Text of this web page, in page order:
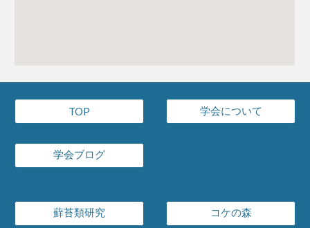
TOP
学会ブログ
学会について
蘚苔類研究 コケの森